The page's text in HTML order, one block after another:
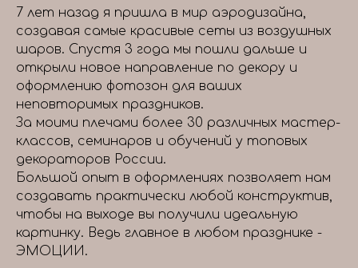
7 лет назад я пришла в мир аэродизайна,
создавая самые красивые сеты из воздушных
шаров. Спустя 3 года мы пошли дальше и
открыли новое направление по декору и
оформлению фотозон для ваших
неповторимых праздников.
За моими плечами более 30 различных мастер-
классов, семинаров и обучений у топовых
декораторов России.
Большой опыт в оформлениях позволяет нам
создавать практически любой конструктив,
чтобы на выходе вы получили идеальную
картинку. Ведь главное в любом празднике -
ЭМОЦИИ.